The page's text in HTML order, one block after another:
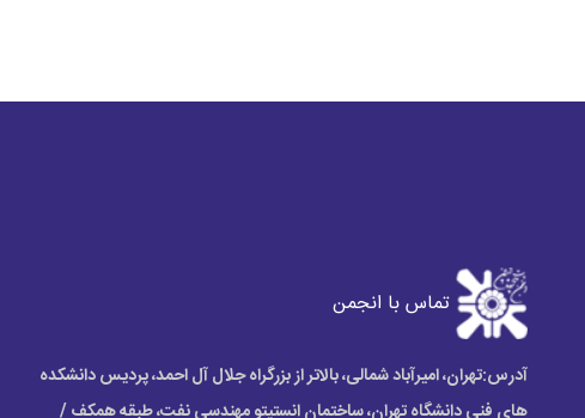
تماس با انجمن
آدرس:تهران، امیرآباد شمالی، بالاتر از بزرگراه جلال آل احمد، پردیس دانشکده